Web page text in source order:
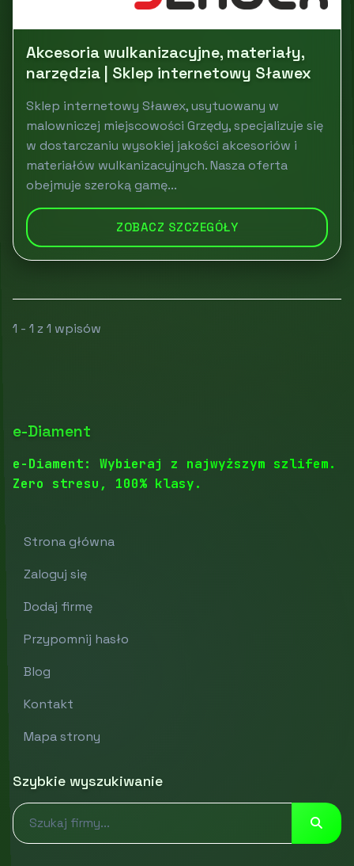
Akcesoria wulkanizacyjne, materiały,
narzędzia | Sklep internetowy Sławex
Sklep internetowy Sławex, usytuowany w
malowniczej miejscowości Grzędy, specjalizuje się
w dostarczaniu wysokiej jakości akcesoriów i
materiałów wulkanizacyjnych. Nasza oferta
obejmuje szeroką gamę...
ZOBACZ SZCZEGÓŁY
1 - 1 z 1 wpisów
e-Diament
e-Diament: Wybieraj z najwyższym szlifem.
Zero stresu, 100% klasy.
Strona główna
Zaloguj się
Dodaj firmę
Przypomnij hasło
Blog
Kontakt
Mapa strony
Szybkie wyszukiwanie